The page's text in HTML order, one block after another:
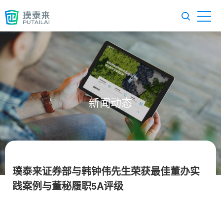
新闻动态
璞泰来证券部与韩钟伟先生荣获最佳董办实
践案例与董秘履职5A评级